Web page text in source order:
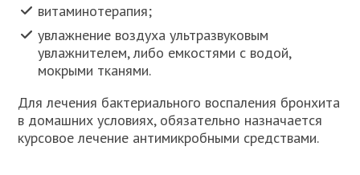
витаминотерапия;
увлажнение воздуха ультразвуковым
увлажнителем, либо емкостями с водой,
мокрыми тканями.
Для лечения бактериального воспаления бронхита
в домашних условиях, обязательно назначается
курсовое лечение антимикробными средствами.